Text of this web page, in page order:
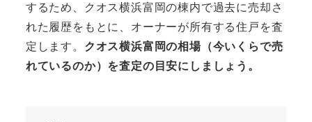
するため、クオス横浜富岡の棟内で過去に売却さ
れた履歴をもとに、オーナーが所有する住戸を査
定します。 クオス横浜富岡の相場（今いくらで売
れているのか）を査定の目安にしましょう。